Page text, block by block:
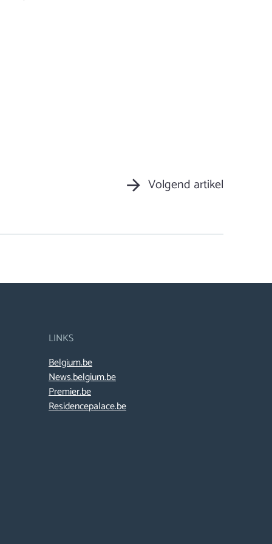
Volgend artikel
LINKS
Belgium.be
News.belgium.be
Premier.be
Residencepalace.be